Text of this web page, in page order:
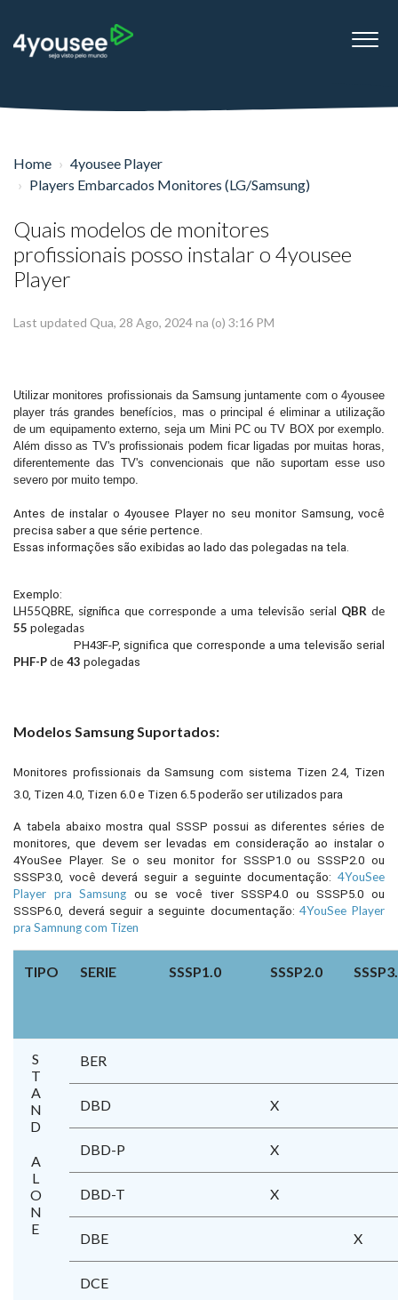
Home
4yousee Player
Players Embarcados Monitores (LG/Samsung)
Quais modelos de monitores
profissionais posso instalar o 4yousee
Player
Last updated Qua, 28 Ago, 2024 na (o) 3:16 PM
Utilizar monitores profissionais da Samsung juntamente com o 4yousee
player trás grandes benefícios, mas o principal é eliminar a utilização
de um equipamento externo, seja um Mini PC ou TV BOX por exemplo.
Além disso as TV's profissionais podem ficar ligadas por muitas horas,
diferentemente das TV's convencionais que não suportam esse uso
severo por muito tempo.
Antes de instalar o 4yousee Player no seu monitor Samsung, você
precisa saber a que série pertence.
Essas informações são exibidas ao lado das polegadas na tela.
Exemplo:
LH55QBRE, significa que corresponde a uma televisão serial QBR de
55 polegadas
PH43F-P, significa que corresponde a uma televisão serial
PHF-P de 43 polegadas
Modelos Samsung Suportados:
Monitores profissionais da Samsung com sistema Tizen 2.4, Tizen
3.0, Tizen 4.0, Tizen 6.0 e Tizen 6.5 poderão ser utilizados para
A tabela abaixo mostra qual SSSP possui as diferentes séries de
monitores, que devem ser levadas em consideração ao instalar o
4YouSee Player. Se o seu monitor for SSSP1.0 ou SSSP2.0 ou
SSSP3.0, você deverá seguir a seguinte documentação: 4YouSee
Player pra Samsung ou se você tiver SSSP4.0 ou SSSP5.0 ou
SSSP6.0, deverá seguir a seguinte documentação:4YouSee Player
pra Samnung com Tizen
TIPO SERIE SSSP1.0 SSSP2.0
STAND
ALONE
BER
DBD X
DBD-P X
DBD-T X
DBE X
DCE